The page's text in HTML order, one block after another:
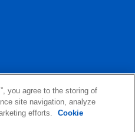
you agree to the storing of
site navigation, analyze
efforts.
Cookie